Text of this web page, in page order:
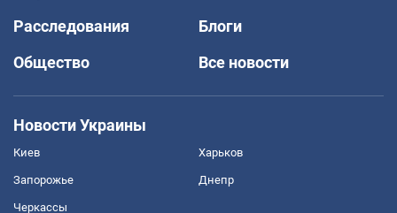
Расследования
Блоги
Общество
Все новости
Новости Украины
Киев Харьков
Запорожье Днепр
Черкассы